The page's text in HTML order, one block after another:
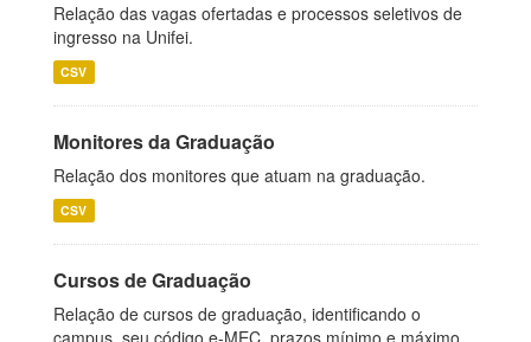
Relação das vagas ofertadas e processos seletivos de
ingresso na Unifei.
CSV
Monitores da Graduação
Relação dos monitores que atuam na graduação.
CSV
Cursos de Graduação
Relação de cursos de graduação, identificando o
campus, seu código e-MEC, prazos mínimo e máximo